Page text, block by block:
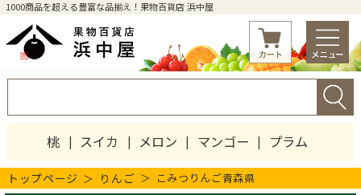
1000商品を超える豊富な品揃え！果物百貨店 浜中屋
桃 スイカ メロン マンゴー プラム
トップページ りんご こみつりんご青森県